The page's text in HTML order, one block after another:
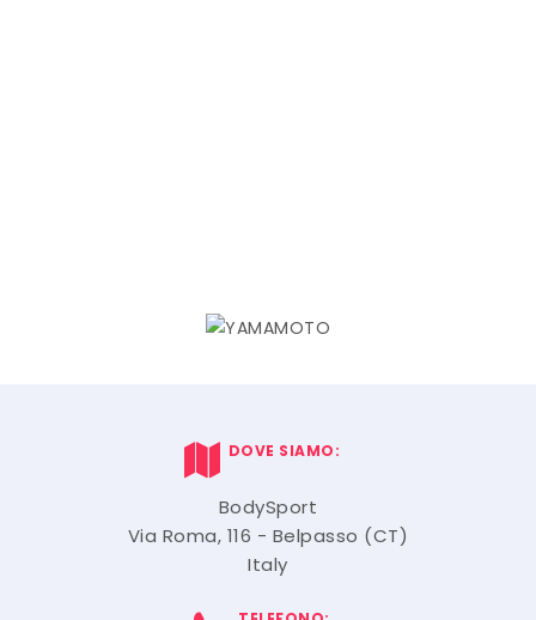
DOVE SIAMO:
BodySport
Via Roma, 116 - Belpasso (CT)
Italy